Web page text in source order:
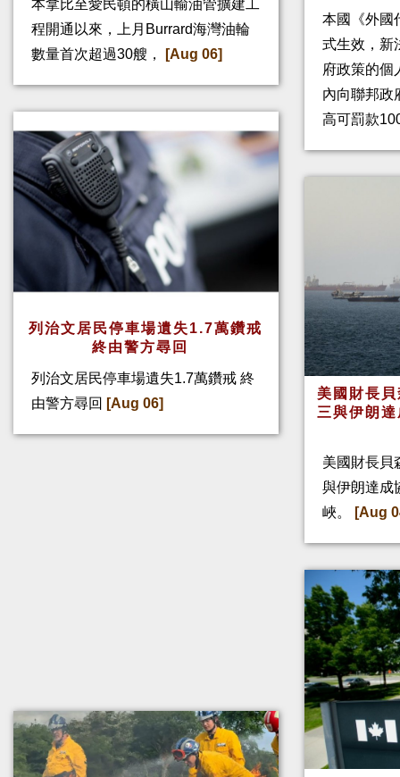
本拿比至愛民頓的橫山輸油管擴建工
程開通以來，上月Burrard海灣油輪
數量首次超過30艘，
[Aug 06]
列治文居民停車場遺失1.7萬鑽戒
終由警方尋回
列治文居民停車場遺失1.7萬鑽戒 終
由警方尋回 [Aug 06]
本國《外國
式生效，新
府政策的個
內向聯邦政
高可罰款
美國財長
三與伊朗
美國財長貝
與伊朗達成
峽。
[Aug